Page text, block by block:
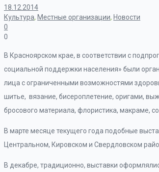
18.12.2014
Культура, Местные организации, Новости
0
0
В Красноярском крае, в соответствии с
социальной поддержки населения» были
лица с ограниченными возможностями
шитье, вязание, бисероплетение, оригами,
бросового материала, флористика, макраме,
В марте месяце текущего года подобные
Центральном, Кировском и Свердловском
В декабре, традиционно, выставки